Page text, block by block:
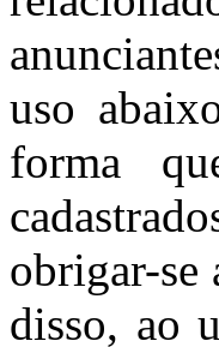
uso
forma
obrigar-se
disso, ao